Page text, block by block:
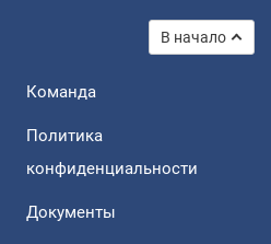
В начало
Команда
Политика
конфиденциальности
Документы